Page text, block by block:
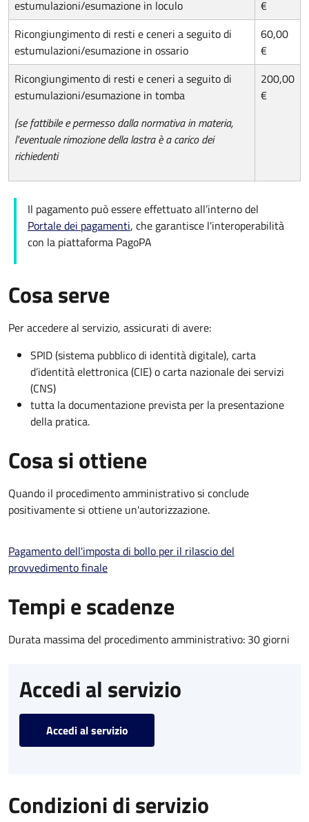
estumulazioni/esumazione in loculo
€
Ricongiungimento di resti e ceneri a seguito di
estumulazioni/esumazione in ossario
60,00
€
Ricongiungimento di resti e ceneri a seguito di
estumulazioni/esumazione in tomba
(se fattibile e permesso dalla normativa in materia,
l'eventuale rimozione della lastra è a carico dei
richiedenti
200,00
€
Il pagamento può essere effettuato all’interno del
Portale dei pagamenti, che garantisce l'interoperabilità
con la piattaforma PagoPA
Cosa serve
Per accedere al servizio, assicurati di avere:
SPID (sistema pubblico di identità digitale), carta
d’identità elettronica (CIE) o carta nazionale dei servizi
(CNS)
tutta la documentazione prevista per la presentazione
della pratica.
Cosa si ottiene
Quando il procedimento amministrativo si conclude
positivamente si ottiene un'autorizzazione.
Pagamento dell'imposta di bollo per il rilascio del
provvedimento finale
Tempi e scadenze
Durata massima del procedimento amministrativo: 30 giorni
Accedi al servizio
Accedi al servizio
Condizioni di servizio